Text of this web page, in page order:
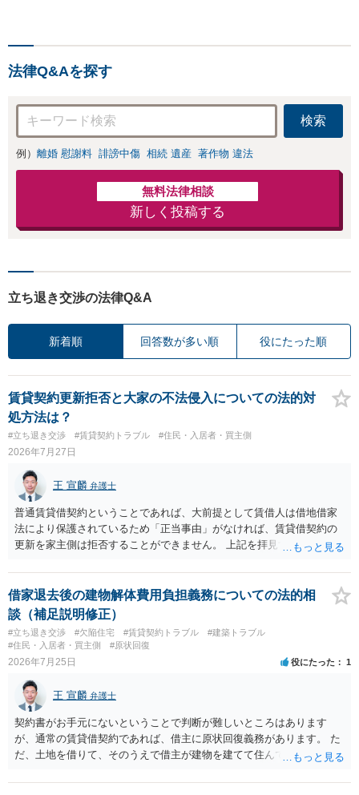
可能【初回相談無
法律Q&Aを探す
検索
例） 離婚 慰謝料 誹謗中傷 相続 遺産 著作物 違法
無料法律相談
新しく投稿する
立ち退き交渉の法律Q&A
新着順 回答数が多い順 役にたった順
賃貸契約更新拒否と大家の不法侵入についての法的対
処方法は？
#立ち退き交渉 #賃貸契約トラブル #住民・入居者・買主側
2026年7月27日
王 宣麟 弁護士
普通賃貸借契約ということであれば、大前提として賃借人は借地借家
法により保護されているため「正当事由」がなければ、賃貸借契約の
更新を家主側は拒否することができません。 上記を拝見する限り、通
定期確認させてもらないこと」が直ちに正当事由に当たるとは思えま
せんので、更新拒絶を拒否される方向性でよろしいかと存じます。 そ
の交渉の中で、一定の金銭をもらえれば退去には応じる旨交渉をして
みるのはいかがでしょうか。 過去に賃借人の許可なく無断で賃貸人が
入室する行為自体は不法行為となり、また刑事的にも住居侵入罪が成
立する可能性がありますので、これを理由に一定の金銭賠償を求める
借家退去後の建物解体費用負担義務についての法的相
談（補足説明修正）
#立ち退き交渉 #欠陥住宅 #賃貸契約トラブル
#建築トラブル
#住民・入居者・買主側
#原状回復
2026年7月25日 役にたった 1
王 宣麟 弁護士
契約書がお手元にないということで判断が難しいところはあります
が、通常の賃貸借契約であれば、借主に原状回復義務があります。 た
だ、土地を借りて、そのうえで借主が建物を建てて住んでいたケース
であれば、建物を収去して土地を明渡す義務は原則生じないはずで